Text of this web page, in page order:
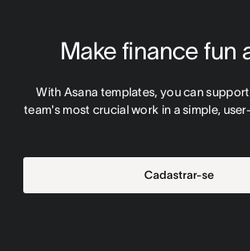
Make finance fun
With Asana templates, you can
team's most crucial work in a simple,
Cadastrar-se